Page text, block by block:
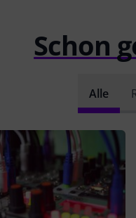
Schon
Alle